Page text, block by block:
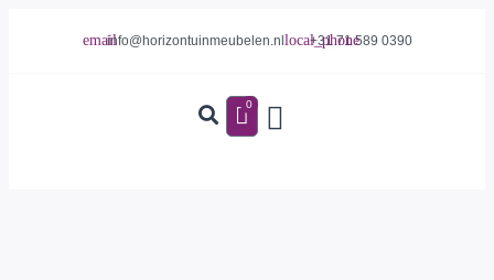
info@horizontuinmeubelen.nl +31 71 589 0390
0